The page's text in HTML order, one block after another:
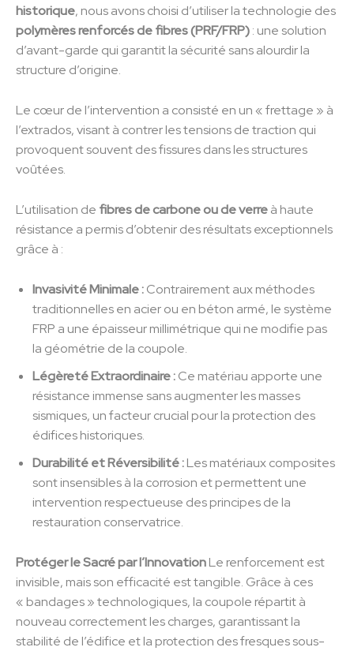
historique, nous avons choisi d’utiliser la technologie des
polymères renforcés de fibres (PRF/FRP): une solution
d’avant-garde qui garantit la sécurité sans alourdir la
structure d’origine.
Le cœur de l’intervention a consisté en un « frettage » à
l’extrados, visant à contrer les tensions de traction qui
provoquent souvent des fissures dans les structures
voûtées.
L’utilisation de fibres de carbone ou de verreà haute
résistance a permis d’obtenir des résultats exceptionnels
grâce à :
Invasivité Minimale :Contrairement aux méthodes
traditionnelles en acier ou en béton armé, le système
FRP a une épaisseur millimétrique qui ne modifie pas
la géométrie de la coupole.
Légèreté Extraordinaire :Ce matériau apporte une
résistance immense sans augmenter les masses
sismiques, un facteur crucial pour la protection des
édifices historiques.
Durabilité et Réversibilité :Les matériaux composites
sont insensibles à la corrosion et permettent une
intervention respectueuse des principes de la
restauration conservatrice.
Protéger le Sacré par l’InnovationLe renforcement est
invisible, mais son efficacité est tangible. Grâce à ces
« bandages » technologiques, la coupole répartit à
nouveau correctement les charges, garantissant la
stabilité de l’édifice et la protection des fresques sous-